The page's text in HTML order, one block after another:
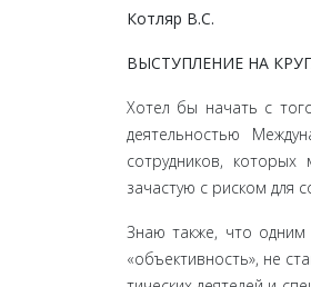
Котляр В.С.
ВЫСТУПЛЕНИЕ НА
Хотел бы начать с
деятельностью
сотрудников,
зачастую с риском для
Знаю также, что одним
«объективность», не